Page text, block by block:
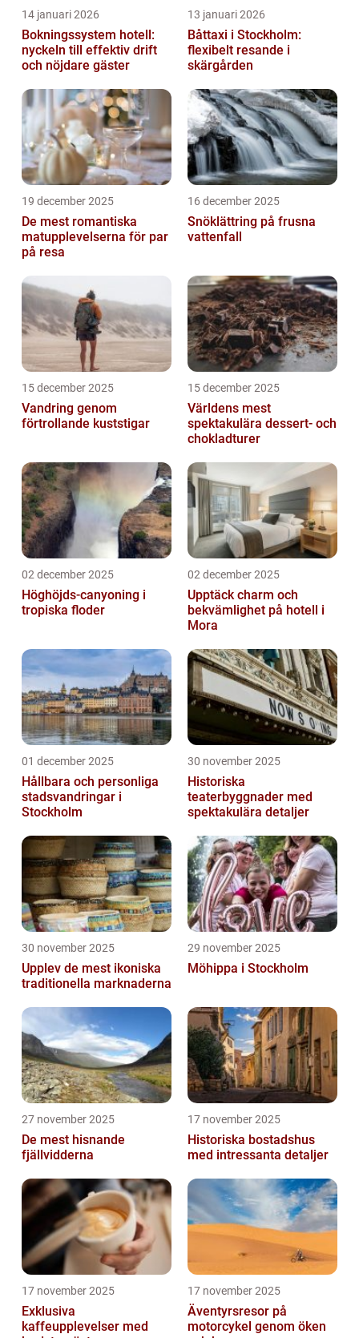
14 januari 2026
Bokningssystem hotell:
nyckeln till effektiv drift
och nöjdare gäster
13 januari 2026
Båttaxi i Stockholm:
flexibelt resande i
skärgården
19 december 2025
De mest romantiska
matupplevelserna för par
på resa
16 december 2025
Snöklättring på frusna
vattenfall
15 december 2025
Vandring genom
förtrollande kuststigar
15 december 2025
Världens mest
spektakulära dessert- och
chokladturer
02 december 2025
Höghöjds-canyoning i
tropiska floder
02 december 2025
Upptäck charm och
bekvämlighet på hotell i
Mora
01 december 2025
Hållbara och personliga
stadsvandringar i
Stockholm
30 november 2025
Historiska
teaterbyggnader med
spektakulära detaljer
30 november 2025
Upplev de mest ikoniska
traditionella marknaderna
29 november 2025
Möhippa i Stockholm
27 november 2025
De mest hisnande
fjällvidderna
17 november 2025
Historiska bostadshus
med intressanta detaljer
17 november 2025
Exklusiva
kaffeupplevelser med
17 november 2025
Äventyrsresor på
motorcykel genom öken